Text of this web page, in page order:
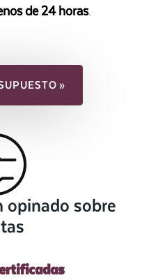
de 24 horas.
»
sobre